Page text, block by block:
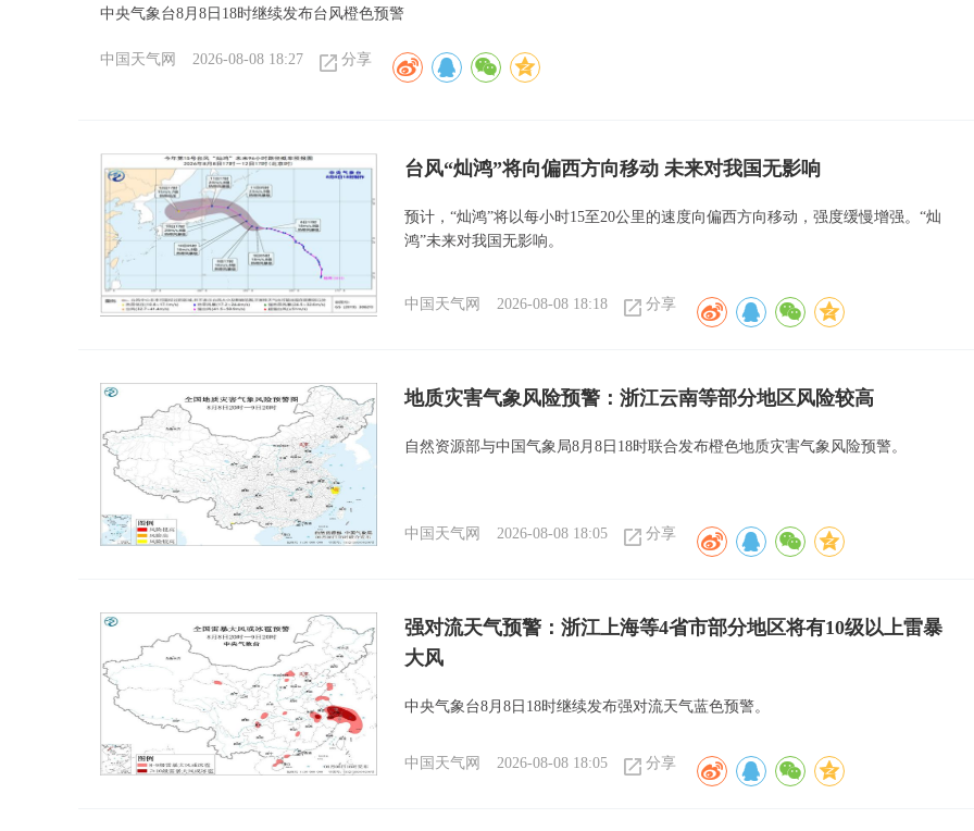
中央气象台8月8日18时继续发布台风橙色预警
中国天气网 2026-08-08 18:27 分享
台风“灿鸿”将向偏西方向移动 未来对我国无影响
预计，“灿鸿”将以每小时15至20公里的速度向偏西方向移动，强度缓慢增强。“灿
鸿”未来对我国无影响。
中国天气网 2026-08-08 18:18 分享
地质灾害气象风险预警：浙江云南等部分地区风险较高
自然资源部与中国气象局8月8日18时联合发布橙色地质灾害气象风险预警。
中国天气网 2026-08-08 18:05 分享
强对流天气预警：浙江上海等4省市部分地区将有10级以上雷暴
大风
中央气象台8月8日18时继续发布强对流天气蓝色预警。
中国天气网 2026-08-08 18:05 分享